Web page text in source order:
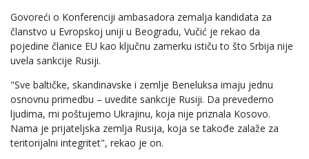
Govoreći o Konferenciji ambasadora zemalja kandidata za
članstvo u Evropskoj uniji u Beogradu, Vučić je rekao da
pojedine članice EU kao ključnu zamerku ističu to što Srbija nije
uvela sankcije Rusiji.
"Sve baltičke, skandinavske i zemlje Beneluksa imaju jednu
osnovnu primedbu – uvedite sankcije Rusiji. Da prevedemo
ljudima, mi poštujemo Ukrajinu, koja nije priznala Kosovo.
Nama je prijateljska zemlja Rusija, koja se takođe zalaže za
teritorijalni integritet", rekao je on.